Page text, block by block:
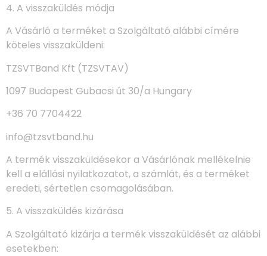
4. A visszaküldés módja
A Vásárló a terméket a Szolgáltató alábbi címére
köteles visszaküldeni:
TZSVTBand Kft (TZSVTAV)
1097 Budapest Gubacsi út 30/a Hungary
+36 70 7704422
info@tzsvtband.hu
A termék visszaküldésekor a Vásárlónak mellékelnie
kell a elállási nyilatkozatot, a számlát, és a terméket
eredeti, sértetlen csomagolásában.
5. A visszaküldés kizárása
A Szolgáltató kizárja a termék visszaküldését az alábbi
esetekben: